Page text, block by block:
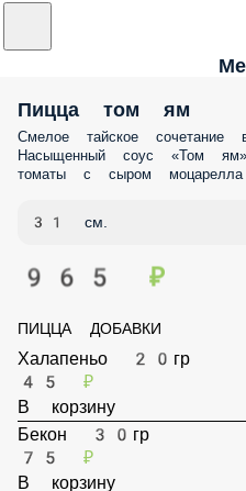
Пицца том ям
Смелое тайское сочетание
Насыщенный соус «Том
томаты с сыром моцарелла
31 см.
965 ₽
ПИЦЦА ДОБАВКИ
Халапеньо 20гр
45 ₽
В корзину
Бекон 30гр
75 ₽